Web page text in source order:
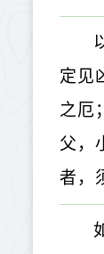
定见
之厄
父，
者，